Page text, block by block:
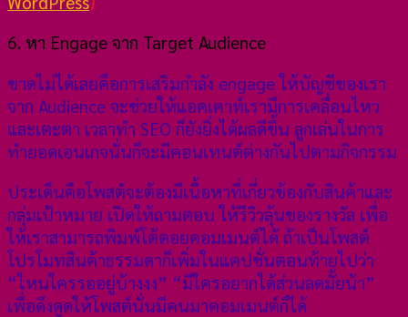
6. หา Engage จาก Target Audience
ขาดไม่ได้เลยคือการเสริมกำลัง engage ให้บัญชีของเรา
จาก Audience จะช่วยให้แอคเคาท์เรามีการเคลื่อนไหว
และเตะตา เวลาทำ SEO ก็ยังยิ่งได้ผลดีขึ้น ลูกเล่นในการ
ทำยอดเอนเกจนั่นก็จะมีคอนเทนต์ต่างกันไปตามกิจกรรม
ประเด็นคือโพสต์จะต้องมีเนื้อหาที่เกี่ยวข้องกับสินค้าและ
กลุ่มเป้าหมาย เปิดให้ถามตอบ ให้รีวิวลุ้นของรางวัล เพื่อ
ให้เราสามารถพิมพ์โต้ตอยคอมเมนต์ได้ ถ้าเป็นโพสต์
โปรโมทสินค้าธรรมดาก็เพิ่มในแคปชั่นตอนท้ายไปว่า
“ไหนใครรออยู่บ้างงง” “มีใครอยากได้ส่วนลดมั้ยน้า”
เพื่อดึงดูดให้โพสต์นั่นมีคนมาคอมเมนต์ก็ได้